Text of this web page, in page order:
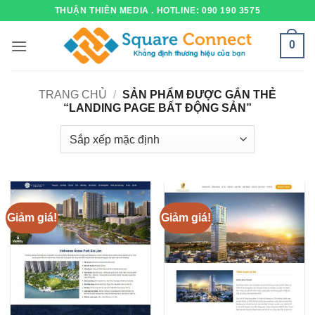
nội
THUẬN THIÊN MEDIA . HOTLINE: 090 190 3575
0
TRANG CHỦ / SẢN PHẨM ĐƯỢC GẮN THẺ
“LANDING PAGE BẤT ĐỘNG SẢN”
Giảm giá! Giảm giá!